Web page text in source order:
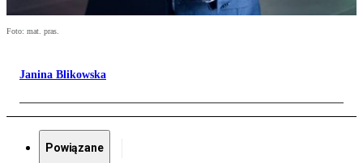
Foto: mat. pras.
Janina Blikowska
Powiązane